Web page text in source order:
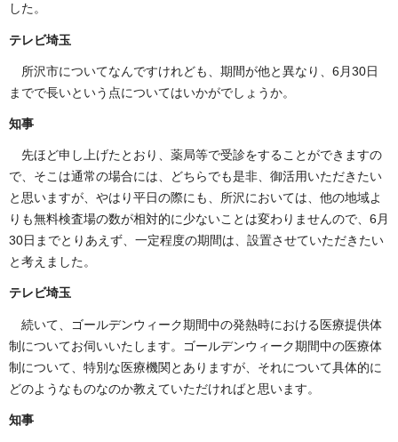
した。
テレビ埼玉
所沢市についてなんですけれども、期間が他と異なり、6月30日
までで長いという点についてはいかがでしょうか。
知事
先ほど申し上げたとおり、薬局等で受診をすることができますの
で、そこは通常の場合には、どちらでも是非、御活用いただきたい
と思いますが、やはり平日の際にも、所沢においては、他の地域よ
りも無料検査場の数が相対的に少ないことは変わりませんので、6月
30日までとりあえず、一定程度の期間は、設置させていただきたい
と考えました。
テレビ埼玉
続いて、ゴールデンウィーク期間中の発熱時における医療提供体
制についてお伺いいたします。ゴールデンウィーク期間中の医療体
制について、特別な医療機関とありますが、それについて具体的に
どのようなものなのか教えていただければと思います。
知事